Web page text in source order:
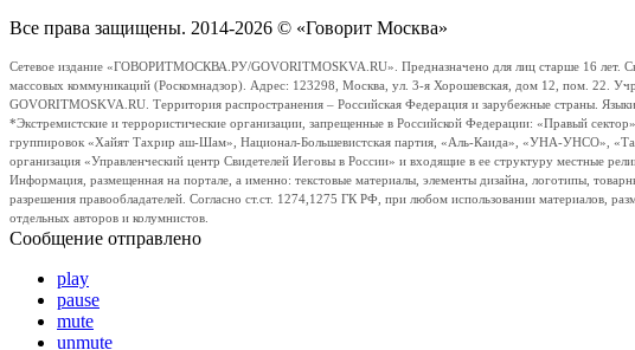
Все права защищены. 2014-2026 © «Говорит Москва»
Сетевое издание «ГОВОРИТМОСКВА.РУ/GOVORITMOSKVA.RU». Предназначено для лиц старше 16 лет.
массовых коммуникаций (Роскомнадзор). Адрес: 123298, Москва, ул. 3-я Хорошевская, дом 12, пом. 22.
GOVORITMOSKVA.RU. Территория распространения – Российская Федерация и зарубежные страны.
*Экстремистские и террористические организации, запрещенные в Российской Федерации: «Правый
группировок «Хайят Тахрир аш-Шам», Национал-Большевистская партия, «Аль-Каида», «УНА-УНСО»,
организация «Управленческий центр Свидетелей Иеговы в России» и входящие в ее структуру местные
Информация, размещенная на портале, а именно: текстовые материалы, элементы дизайна, логотипы,
разрешения правообладателей. Согласно ст.ст. 1274,1275 ГК РФ, при любом использовании материалов,
отдельных авторов и колумнистов.
Сообщение отправлено
play
pause
mute
unmute